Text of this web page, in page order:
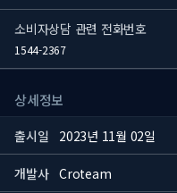
소비자상담 관련 전화번호
1544-2367
상세정보
출시일 2023년 11월 02일
개발사 Croteam